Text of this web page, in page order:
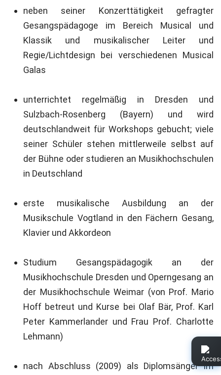
neben seiner Konzerttätigkeit gefragter
Gesangspädagoge im Bereich Musical und
Klassik und musikalischer Leiter und
Regie/Lichtdesign bei verschiedenen Musical
Galas
unterrichtet regelmäßig in Dresden und
Sulzbach-Rosenberg (Bayern) und wird
deutschlandweit für Workshops gebucht; viele
seiner Schüler stehen mittlerweile selbst auf
der Bühne oder studieren an Musikhochschulen
in Deutschland
erste musikalische Ausbildung an der
Musikschule Vogtland in den Fächern Gesang,
Klavier und Akkordeon
Studium Gesangspädagogik an der
Musikhochschule Dresden und Operngesang an
der Musikhochschule Weimar (von Prof. Mario
Hoff betreut und Kurse bei Olaf Bär, Prof. Karl
Peter Kammerlander und Frau Prof. Charlotte
Lehmann)
nach Abschluss (2009) als Diplomsänger im